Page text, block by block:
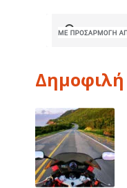
Δημοφιλή